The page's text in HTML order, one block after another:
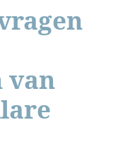
van